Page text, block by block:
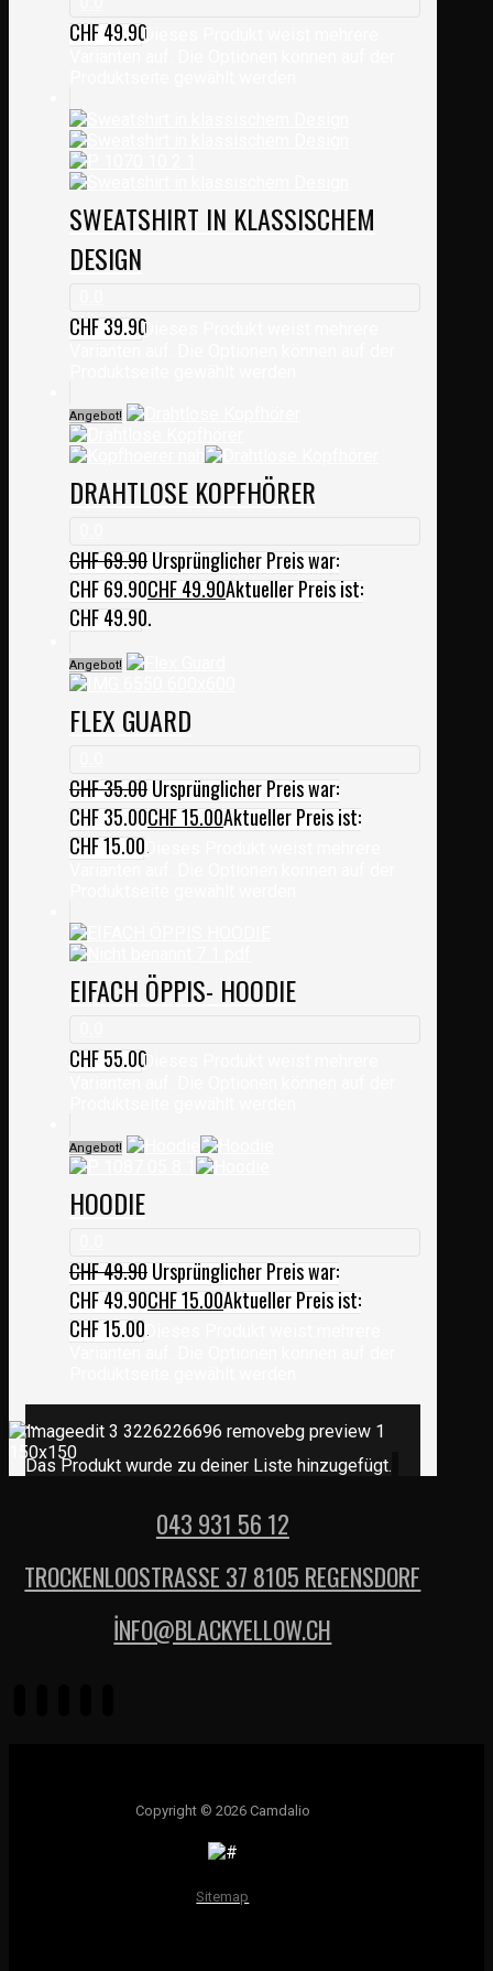
CHF49.90Dieses Produkt weist mehrere
SWEATSHIRT IN KLASSISCHEM
DESIGN
CHF39.90Dieses Produkt weist mehrere
Angebot!
DRAHTLOSE KOPFHÖRER
CHF69.90Ursprünglicher Preis war:
CHF 69.90CHF49.90Aktueller Preis ist:
CHF 49.90.
Angebot!
FLEX GUARD
CHF35.00Ursprünglicher Preis war:
CHF 35.00CHF15.00Aktueller Preis ist:
CHF 15.00.Dieses Produkt weist mehrere
EIFACH ÖPPIS- HOODIE
CHF55.00Dieses Produkt weist mehrere
Angebot!
HOODIE
CHF49.90Ursprünglicher Preis war:
CHF 49.90CHF15.00Aktueller Preis ist:
CHF 15.00.Dieses Produkt weist mehrere
...
Das Produkt wurde zu deiner Liste hinzugefügt.
043 931 56 12
TROCKENLOOSTRASSE 37 8105 REGENSDORF
İNFO@BLACKYELLOW.CH
Copyright © 2026 Camdalio
Sitemap